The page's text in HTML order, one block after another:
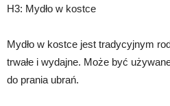
H3: Mydło w kostce
Mydło w kostce jest tradycyjnym
trwałe i wydajne. Może być
do prania ubrań.